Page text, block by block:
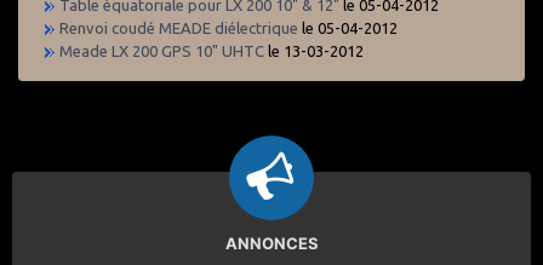
Table équatoriale pour LX 200 10" & 12" le 05-04-2012
Renvoi coudé MEADE diélectrique le 05-04-2012
Meade LX 200 GPS 10" UHTC le 13-03-2012
ANNONCES